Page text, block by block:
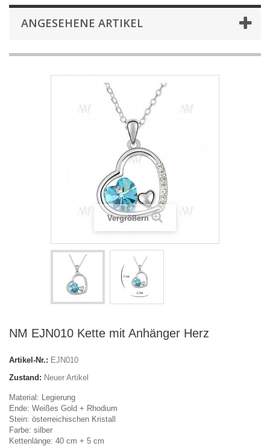
ANGESEHENE ARTIKEL
Vergrößern
NM EJN010 Kette mit Anhänger Herz
Artikel-Nr.: EJN010
Zustand: Neuer Artikel
Material: Legierung
Ende: Weißes Gold + Rhodium
Stein: österreichischen Kristall
Farbe: silber
Kettenlänge: 40 cm + 5 cm